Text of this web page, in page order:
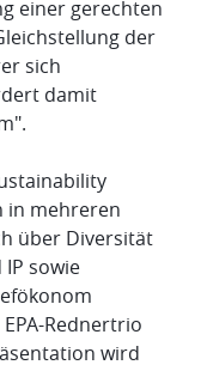
einer gerechten
der
sich
damit
in mehreren
über Diversität
sowie
Rednertrio
wird